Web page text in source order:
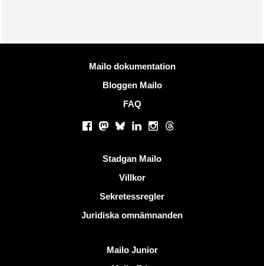
Mailo dokumentation
Bloggen Mailo
FAQ
Facebook
Mastodon
BlueskyLinkedInInstagram
Threads
Stadgan Mailo
Villkor
Sekretessregler
Juridiska omnämnanden
Mailo Junior